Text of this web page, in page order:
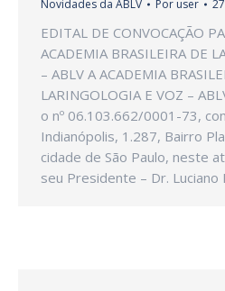
Novidades da ABLV Por user
EDITAL DE CONVOCAÇÃO
ACADEMIA BRASILEIRA DE
– ABLV A ACADEMIA
LARINGOLOGIA E VOZ –
o nº 06.103.662/0001-73,
Indianópolis, 1.287, Bairro
cidade de São Paulo, neste
seu Presidente – Dr.